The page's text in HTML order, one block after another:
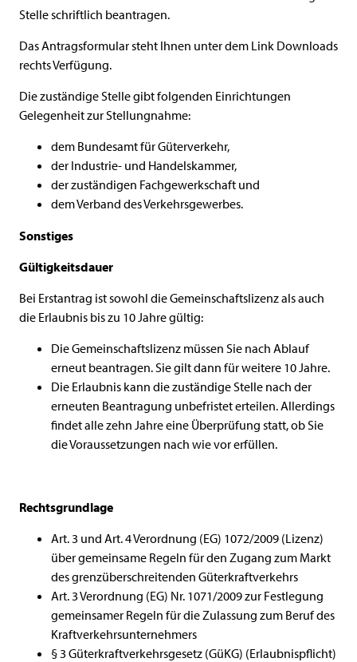
Stelle schriftlich beantragen.
Das Antragsformular steht Ihnen unter dem Link Downloads
rechts Verfügung.
Die zuständige Stelle gibt folgenden Einrichtungen
Gelegenheit zur Stellungnahme:
dem Bundesamt für Güterverkehr,
der Industrie- und Handelskammer,
der zuständigen Fachgewerkschaft und
dem Verband des Verkehrsgewerbes.
Sonstiges
Gültigkeitsdauer
Bei Erstantrag ist sowohl die Gemeinschaftslizenz als auch
die Erlaubnis bis zu 10 Jahre gültig:
Die Gemeinschaftslizenz müssen Sie nach Ablauf
erneut beantragen. Sie gilt dann für weitere 10 Jahre.
Die Erlaubnis kann die zuständige Stelle nach der
erneuten Beantragung unbefristet erteilen. Allerdings
findet alle zehn Jahre eine Überprüfung statt, ob Sie
die Voraussetzungen nach wie vor erfüllen.
Rechtsgrundlage
Art. 3 und Art. 4 Verordnung (EG) 1072/2009 (Lizenz)
über gemeinsame Regeln für den Zugang zum Markt
des grenzüberschreitenden Güterkraftverkehrs
Art. 3 Verordnung (EG) Nr. 1071/2009 zur Festlegung
gemeinsamer Regeln für die Zulassung zum Beruf des
Kraftverkehrsunternehmers
§ 3 Güterkraftverkehrsgesetz (GüKG) (Erlaubnispflicht)